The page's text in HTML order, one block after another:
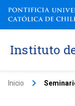
Instituto
Inicio keyboard_arrow_right